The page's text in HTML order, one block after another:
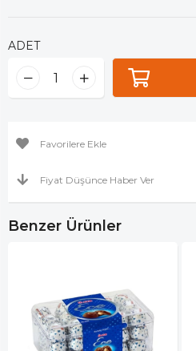
ADET
Favorilere Ekle
Fiyat Düşünce Haber Ver
Benzer Ürünler